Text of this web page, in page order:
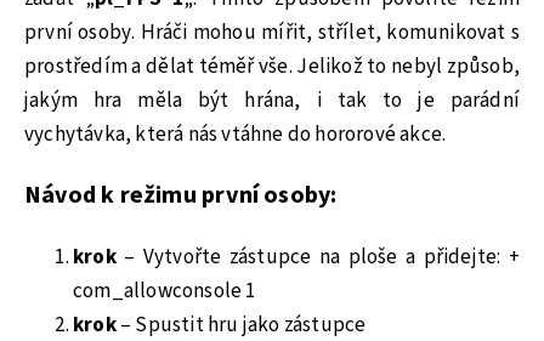
první osoby. Hráči mohou mířit, střílet, komunikovat s
prostředím a dělat téměř vše. Jelikož to nebyl způsob,
jakým hra měla být hrána, i tak to je parádní
vychytávka, která nás vtáhne do hororové akce.
Návod k režimu první osoby:
krok– Vytvořte zástupce na ploše a přidejte: +
com_allowconsole 1
krok– Spustit hru jako zástupce